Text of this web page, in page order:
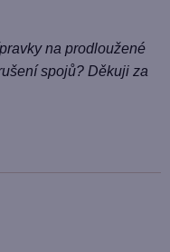
na prodloužené
spojů? Děkuji za